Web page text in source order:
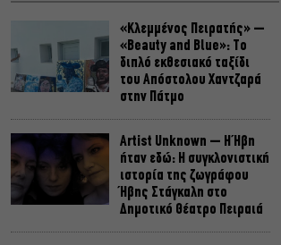
«Κλεμμένος Πειρατής» –
«Beauty and Blue»: Το
διπλό εκθεσιακό ταξίδι
του Απόστολου Χαντζαρά
στην Πάτμο
Artist Unknown – Η Ήβη
ήταν εδώ: Η συγκλονιστική
ιστορία της ζωγράφου
Ήβης Στάγκαλη στο
Δημοτικό Θέατρο Πειραιά